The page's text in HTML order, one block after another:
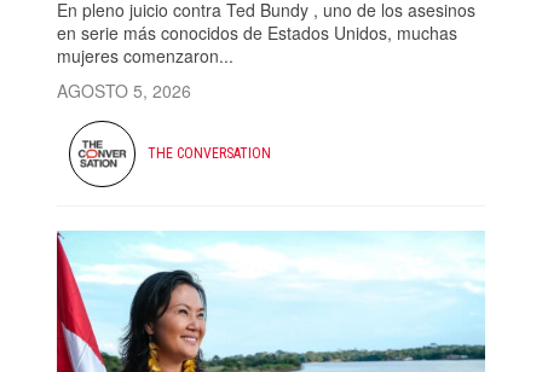
En pleno juicio contra Ted Bundy , uno de los asesinos
en serie más conocidos de Estados Unidos, muchas
mujeres comenzaron...
AGOSTO 5, 2026
THE CONVERSATION